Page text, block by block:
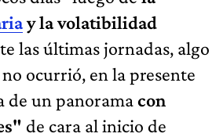
y la volatibilidad
las últimas jornadas, algo
ocurrió, en la presente
de un panoramacon
de cara al inicio de